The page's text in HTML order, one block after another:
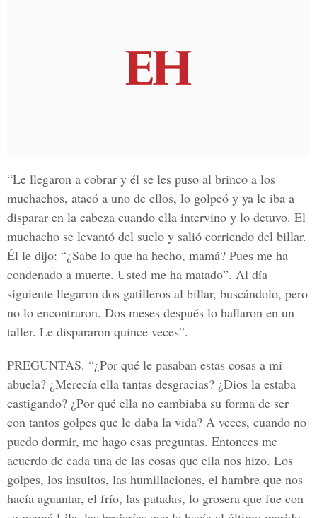
“Le llegaron a cobrar y él se les puso al brinco a los
muchachos, atacó a uno de ellos, lo golpeó y ya le iba a
disparar en la cabeza cuando ella intervino y lo detuvo. El
muchacho se levantó del suelo y salió corriendo del billar.
Él le dijo: “¿Sabe lo que ha hecho, mamá? Pues me ha
condenado a muerte. Usted me ha matado”. Al día
siguiente llegaron dos gatilleros al billar, buscándolo, pero
no lo encontraron. Dos meses después lo hallaron en un
taller. Le dispararon quince veces”.
PREGUNTAS. “¿Por qué le pasaban estas cosas a mi
abuela? ¿Merecía ella tantas desgracias? ¿Dios la estaba
castigando? ¿Por qué ella no cambiaba su forma de ser
con tantos golpes que le daba la vida? A veces, cuando no
puedo dormir, me hago esas preguntas. Entonces me
acuerdo de cada una de las cosas que ella nos hizo. Los
golpes, los insultos, las humillaciones, el hambre que nos
hacía aguantar, el frío, las patadas, lo grosera que fue con